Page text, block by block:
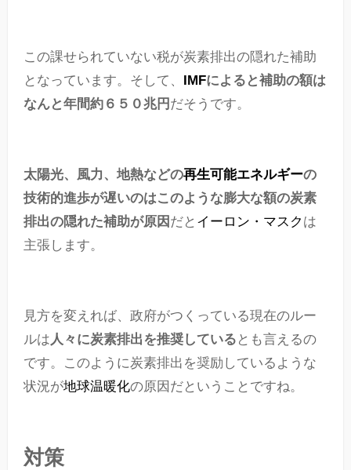
この課せられていない税が炭素排出の隠れた補助
となっています。そして、 IMFによると補助の額は
なんと年間約６５０兆円 だそうです。
太陽光、風力、地熱などの再生可能エネルギーの
技術的進歩が遅いのはこのような膨大な額の炭素
排出の隠れた補助が原因 だと イーロン・マスク は
主張します。
見方を変えれば、政府がつくっている現在のルー
ルは人々に炭素排出を推奨している とも言えるの
です。このように炭素排出を奨励しているような
状況が地球温暖化の原因だということですね。
対策